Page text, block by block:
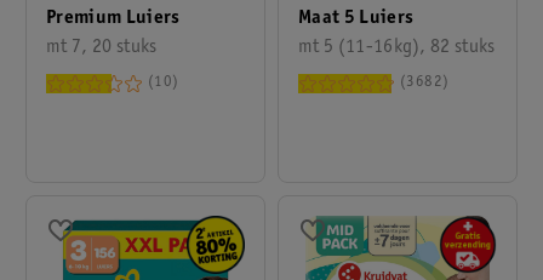
Premium Luiers
mt 7, 20 stuks
10
Maat 5 Luiers
mt 5 (11-16kg), 82 stuks
3682